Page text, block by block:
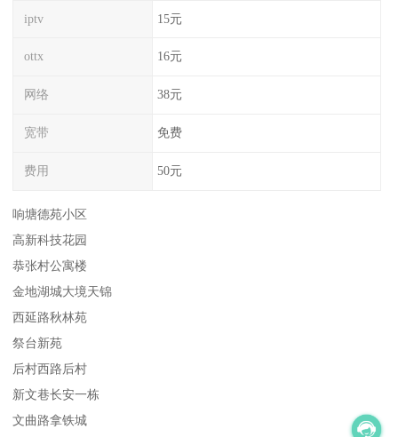
iptv 15元
ottx 16元
网络 38元
宽带 免费
费用 50元
响塘德苑小区
高新科技花园
恭张村公寓楼
金地湖城大境天锦
西延路秋林苑
祭台新苑
后村西路后村
新文巷长安一栋
文曲路拿铁城